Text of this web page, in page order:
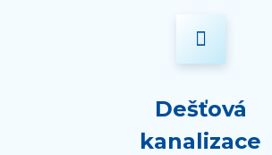
Dešťová
kanalizace